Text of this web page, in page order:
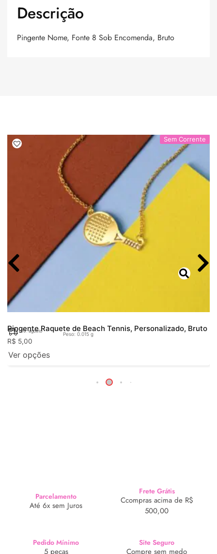
Descrição
Pingente Nome, Fonte 8 Sob Encomenda, Bruto
Sem Corrente
Pingente Raquete de Beach Tennis, Personalizado, Bruto
20. agosto
Peso: 0.015 g
R$ 5,00
Ver opções
Parcelamento
Até 6x sem Juros
Frete Grátis
Ccompras acima de R$
500,00
Pedido Mínimo
5 peças
Site Seguro
Compre sem medo